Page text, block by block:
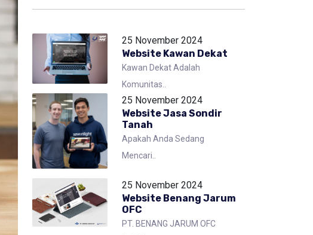
25 November 2024
Website Kawan Dekat
Kawan Dekat Adalah
Komunitas..
25 November 2024
Website Jasa Sondir
Tanah
Apakah Anda Sedang
Mencari..
25 November 2024
Website Benang Jarum
OFC
PT. BENANG JARUM OFC